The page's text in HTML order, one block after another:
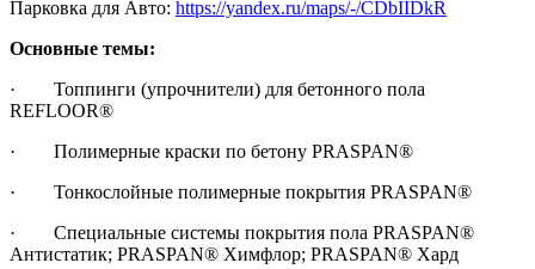
Парковка для Авто: https://yandex.ru/maps/-/CDbIIDkR
Основные темы:
· Топпинги (упрочнители) для бетонного пола
REFLOOR®
· Полимерные краски по бетону PRASPAN®
· Тонкослойные полимерные покрытия PRASPAN®
· Специальные системы покрытия пола PRASPAN®
Антистатик; PRASPAN® Химфлор; PRASPAN® Хард